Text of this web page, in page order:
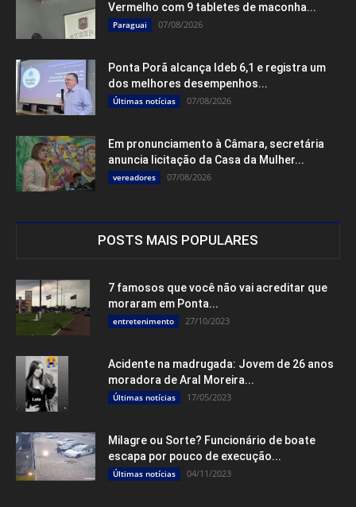
Vermelho com 9 tabletes de maconha...
Paraguai 07/08/2026
Ponta Porã alcança Ideb 6,1 e registra um
dos melhores desempenhos...
Últimas notícias 07/08/2026
Em pronunciamento à Câmara, secretária
anuncia licitação da Casa da Mulher...
vereadores 07/08/2026
POSTS MAIS POPULARES
7 famosos que você não vai acreditar que
moraram em Ponta...
entretenimento 27/10/2023
Acidente na madrugada: Jovem de 26 anos
moradora de Aral Moreira...
Últimas notícias 17/05/2023
Milagre ou Sorte? Funcionário de boate
escapa por pouco de execução...
Últimas notícias 04/11/2023